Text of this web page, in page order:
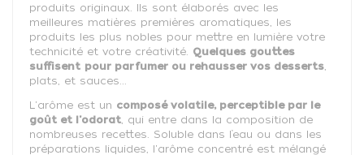
produits originaux. Ils sont élaborés avec les
meilleures matières premières aromatiques, les
produits les plus nobles pour mettre en lumière votre
technicité et votre créativité. Quelques gouttes
suffisent pour parfumer ou rehausser vos desserts
plats, et sauces...
L'arôme est un composé volatile, perceptible par le
goût et l'odorat , qui entre dans la composition de
nombreuses recettes. Soluble dans l’eau ou dans les
préparations liquides, l'arôme concentré est mélangé